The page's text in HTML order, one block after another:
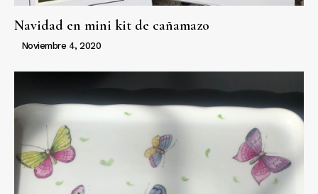
Navidad en mini kit de cañamazo
Noviembre 4, 2020